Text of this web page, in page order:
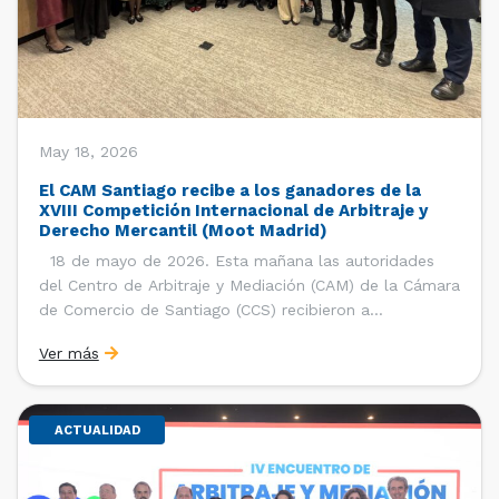
May 18, 2026
El CAM Santiago recibe a los ganadores de la
XVIII Competición Internacional de Arbitraje y
Derecho Mercantil (Moot Madrid)
18 de mayo de 2026. Esta mañana las autoridades
del Centro de Arbitraje y Mediación (CAM) de la Cámara
de Comercio de Santiago (CCS) recibieron a
Facultad de Derecho de la Universidad de Chile que se
consagró como ganador de la […]
Ver más
ACTUALIDAD